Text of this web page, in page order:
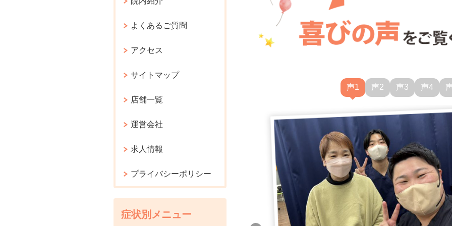
声1 声2 声3 声4
よくあるご質問
アクセス
サイトマップ
店舗一覧
運営会社
求人情報
プライバシーポリシー
症状別メニュー